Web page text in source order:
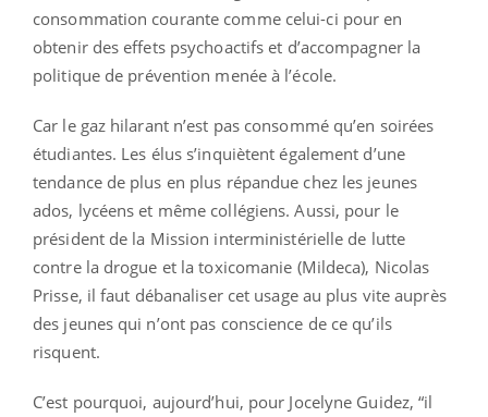
consommation courante comme celui-ci pour en
obtenir des effets psychoactifs et d’accompagner la
politique de prévention menée à l’école.
Car le gaz hilarant n’est pas consommé qu’en soirées
étudiantes. Les élus s’inquiètent également d’une
tendance de plus en plus répandue chez les jeunes
ados, lycéens et même collégiens. Aussi, pour le
président de la Mission interministérielle de lutte
contre la drogue et la toxicomanie (Mildeca), Nicolas
Prisse, il faut débanaliser cet usage au plus vite auprès
des jeunes qui n’ont pas conscience de ce qu’ils
risquent.
C’est pourquoi, aujourd’hui, pour Jocelyne Guidez, “il